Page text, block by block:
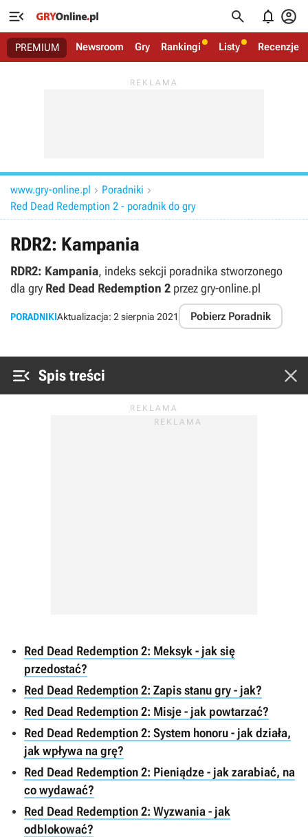
   
PREMIUM Newsroom Gry Rankingi Listy Recenzje
www.gry-online.pl  Poradniki 
Red Dead Redemption 2 - poradnik do gry
RDR2: Kampania
RDR2: Kampania, indeks sekcji poradnika stworzonego
dla gry Red Dead Redemption 2 przez gry-online.pl
PORADNIKIAktualizacja: 2 sierpnia 2021 Pobierz Poradnik
 Spis treści 
Red Dead Redemption 2: Meksyk - jak się
przedostać?
Red Dead Redemption 2: Zapis stanu gry - jak?
Red Dead Redemption 2: Misje - jak powtarzać?
Red Dead Redemption 2: System honoru - jak działa,
jak wpływa na grę?
Red Dead Redemption 2: Pieniądze - jak zarabiać, na
co wydawać?
Red Dead Redemption 2: Wyzwania - jak
odblokować?